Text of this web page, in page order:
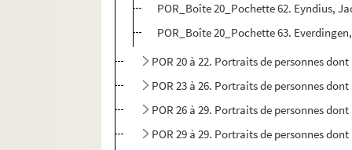
POR_Boîte 20_Pochette 62. Eyndius,
POR_Boîte 20_Pochette 63.
POR 20 à 22. Portraits de personnes
POR 23 à 26. Portraits de personnes
POR 26 à 29. Portraits de personnes
POR 29 à 29. Portraits de personnes